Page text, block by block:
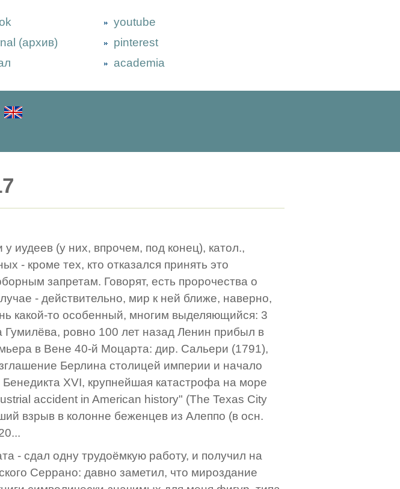
(архив)
youtube
pinterest
academia
у иудеев (у них, впрочем, под конец), катол.,
- кроме тех, кто отказался принять это
запретам. Говорят, есть пророчества о
- действительно, мир к ней ближе, наверно,
какой-то особенный, многим выделяющийся: 3
Гумилёва, ровно 100 лет назад Ленин прибыл в
в Вене 40-й Моцарта: дир. Сальери (1791),
Берлина столицей империи и начало
XVI, крупнейшая катастрофа на море
accident in American history" (The Texas City
взрыв в колонне беженцев из Алеппо (в осн.
- сдал одну трудоёмкую работу, и получил на
Серрано: давно заметил, что мироздание